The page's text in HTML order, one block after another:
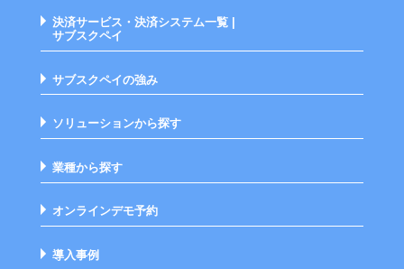
決済サービス・決済システム一覧 |
サブスクペイ
サブスクペイの強み
ソリューションから探す
業種から探す
オンラインデモ予約
導入事例